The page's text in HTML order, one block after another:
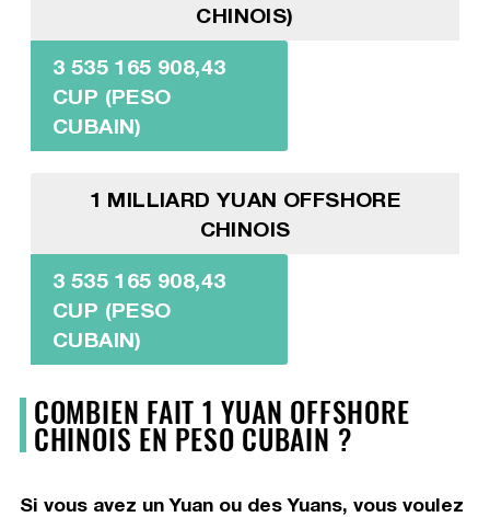
CHINOIS)
3 535 165 908,43
CUP (PESO
CUBAIN)
1 MILLIARD YUAN OFFSHORE
CHINOIS
3 535 165 908,43
CUP (PESO
CUBAIN)
COMBIEN FAIT 1 YUAN OFFSHORE
CHINOIS EN PESO CUBAIN ?
Si vous avez un Yuan ou des Yuans, vous voulez